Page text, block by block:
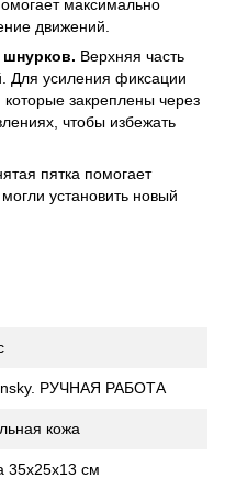
максимально
движений.
Верхняя часть
Для усиления фиксации
закреплены через
чтобы избежать
пятка помогает
установить новый
РУЧНАЯ РАБОТА
кожа
35х25х13 см